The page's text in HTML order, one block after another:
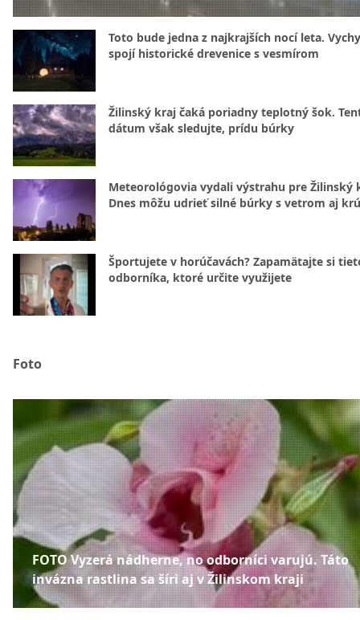
Toto bude jedna z najkrajších nocí leta.
spojí historické drevenice s vesmírom
Žilinský kraj čaká poriadny teplotný šok.
dátum však sledujte, prídu búrky
Meteorológovia vydali výstrahu pre Žilinský
Dnes môžu udrieť silné búrky s vetrom aj
Športujete v horúčavách? Zapamätajte si
odborníka, ktoré určite využijete
Foto
FOTO Vyzerá nádherne, no odborníci varujú. Táto
invázna rastlina sa šíri aj v Žilinskom kraji